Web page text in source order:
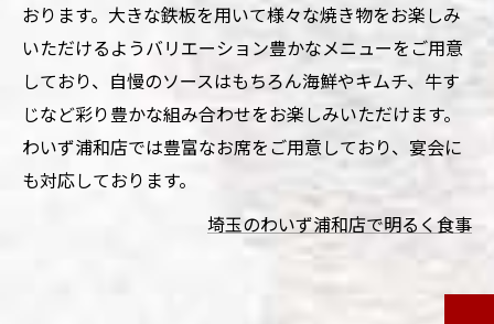
おります。大きな鉄板を用いて様々な焼き物をお楽しみ
いただけるようバリエーション豊かなメニューをご用意
しており、自慢のソースはもちろん海鮮やキムチ、牛す
じなど彩り豊かな組み合わせをお楽しみいただけます。
わいず浦和店では豊富なお席をご用意しており、宴会に
も対応しております。
埼玉のわいず浦和店で明るく食事